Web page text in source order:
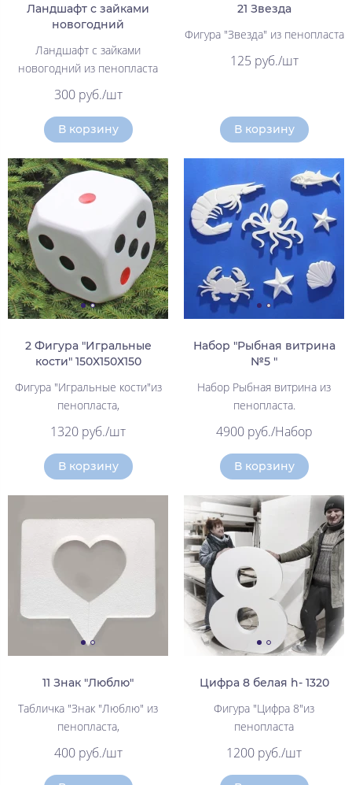
Ландшафт с зайками
новогодний
Ландшафт с зайками
новогодний из пенопласта
300 руб./шт
В корзину
21 Звезда
Фигура "Звезда" из пенопласта
125 руб./шт
В корзину
2 Фигура "Игральные
кости" 150Х150Х150
Фигура "Игральные кости"из
пенопласта,
1320 руб./шт
В корзину
Набор "Рыбная витрина
№5 "
Набор Рыбная витрина из
пенопласта.
4900 руб./Набор
В корзину
11 Знак "Люблю"
Табличка "Знак "Люблю" из
пенопласта,
400 руб./шт
Цифра 8 белая h- 1320
Фигура "Цифра 8"из
пенопласта
1200 руб./шт